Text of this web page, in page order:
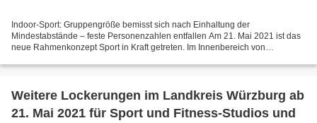
Indoor-Sport: Gruppengröße bemisst sich nach Einhaltung der
Mindestabstände – feste Personenzahlen entfallen Am 21. Mai 2021 ist das
neue Rahmenkonzept Sport in Kraft getreten. Im Innenbereich von
Weitere Lockerungen im Landkreis Würzburg ab
21. Mai 2021 für Sport und Fitness-Studios und